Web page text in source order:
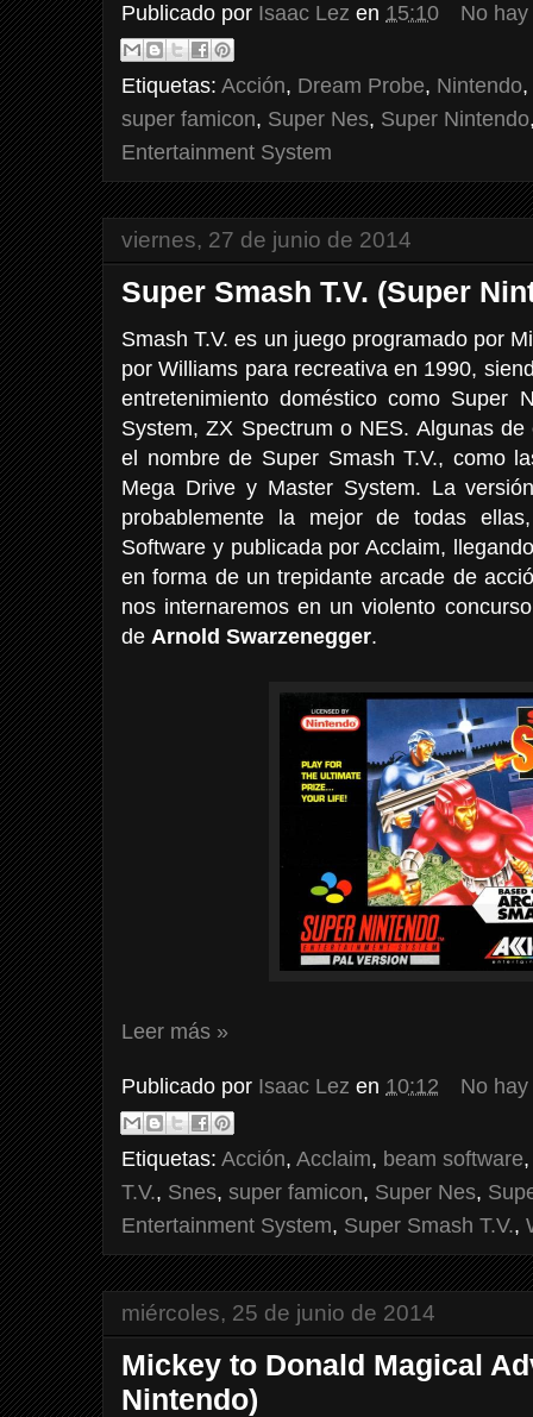
Publicado por Isaac Lez en 15:10 No
Etiquetas: Acción, Dream Probe, Nintendo,
super famicon, Super Nes, Super Nintendo
Entertainment System
viernes, 27 de junio de 2014
Super Smash T.V. (Super
Smash T.V. es un juego programado por
por Williams para recreativa en 1990,
entretenimiento doméstico como Super
System, ZX Spectrum o NES. Algunas
el nombre de Super Smash T.V., como
Mega Drive y Master System. La
probablemente la mejor de todas
Software y publicada por Acclaim,
en forma de un trepidante arcade de
nos internaremos en un violento
de Arnold Swarzenegger.
Leer más »
Publicado por Isaac Lez en 10:12 No
Etiquetas: Acción, Acclaim, beam software
T.V., Snes, super famicon, Super Nes,
Entertainment System, Super Smash T.V.,
miércoles, 25 de junio de 2014
Mickey to Donald Magical
Nintendo)